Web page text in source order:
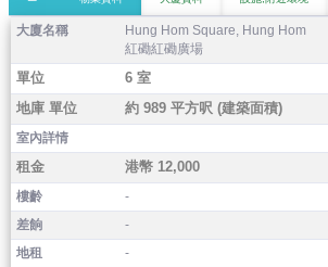
大廈名稱
Hung Hom Square, Hung Hom
紅磡紅磡廣場
單位
6 室
地庫 單位
約 989 平方呎 (建築面積)
室內詳情
租金 港幣 12,000
樓齡 -
差餉 -
地租 -